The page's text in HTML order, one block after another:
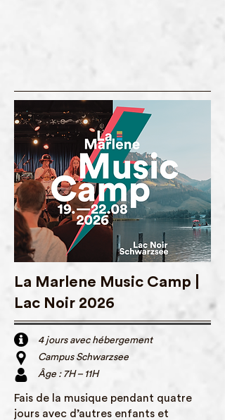
La Marlene Music Camp |
Lac Noir 2026
4 jours avec hébergement
Campus Schwarzsee
Âge : 7H – 11H
Fais de la musique pendant quatre
jours avec d’autres enfants et